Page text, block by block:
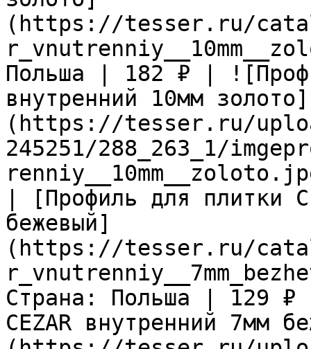
(https://tesser.ru/
Польша | 182 ₽ |
внутренний 10мм золото]
(https://tesser.ru/
245251/288_263_1/
| [Профиль для плитки
бежевый]
(https://tesser.ru/
Страна: Польша | 129 ₽
CEZAR внутренний 7мм